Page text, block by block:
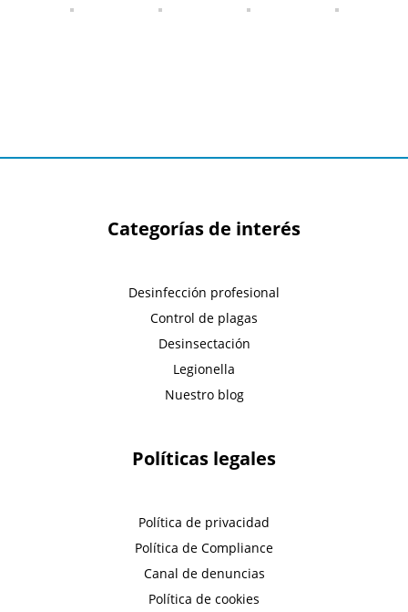
Categorías de interés
Desinfección profesional
Control de plagas
Desinsectación
Legionella
Nuestro blog
Políticas legales
Política de privacidad
Política de Compliance
Canal de denuncias
Política de cookies